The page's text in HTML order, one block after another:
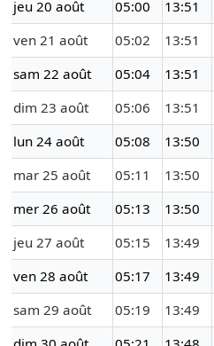
jeu 20 août
05:00 13:51
ven 21 août
05:02 13:51
sam 22 août
05:04 13:51
dim 23 août
05:06 13:51
lun 24 août
05:08 13:50
mar 25 août
05:11 13:50
mer 26 août
05:13 13:50
jeu 27 août
05:15 13:49
ven 28 août
05:17 13:49
sam 29 août
05:19 13:49